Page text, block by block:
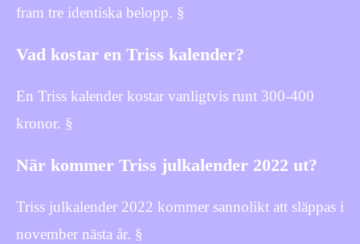
fram tre identiska belopp. §
Vad kostar en Triss kalender?
En Triss kalender kostar vanligtvis runt 300-400
kronor. §
När kommer Triss julkalender 2022 ut?
Triss julkalender 2022 kommer sannolikt att släppas i
november nästa år. §